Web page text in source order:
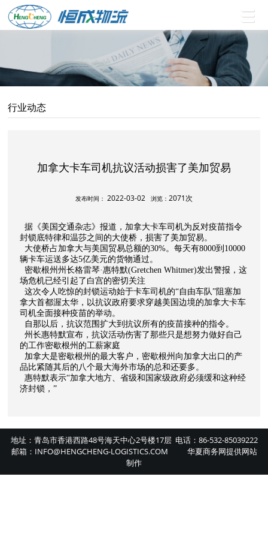
行业动态
加拿大卡车司机抗议活动损害了美加贸易
发布时间： 2022-03-02 浏览： 2071次
据《美国交通杂志》报道，加拿大卡车司机为反对疫苗指令
封锁底特律和温莎之间的大使桥，损害了美加贸易。
大使桥占加拿大与美国贸易总额的30%。每天有8000到 10000
辆卡车运送多达5亿美元的货物通过。
密歇根州州长格雷琴·惠特默(Gretchen Whitmer)发出警报，这
场危机已经引起了 白宫的密切关注
这次令人吃惊的封锁运动始于卡车司机的“自由车队”阻塞加
拿大首都渥太华，以抗议政府要求穿越美国边境的加拿大卡车
司机全面接种疫苗的举动。
自那以后，抗议范围扩大到抗议所有的疫苗接种的指令。
州长惠特默宣布，抗议活动伤害了那些只是想努力做好自己
的工作密歇根州的工薪家庭
加拿大是密歇根州的最大客户，密歇根州向加拿大出口的产
品比紧随其后的八个最大海外市场的总和还要多。
惠特默表示“加拿大地方、省级和国家级政府必须缓和这种经
济封锁，”
地址：青岛市香港西路48号海天中心2号楼17层 电话：86-532-85039222
邮箱：INFO@HENGCHENG-LOGISTICS.COM 华夏商务网提供网站
制作